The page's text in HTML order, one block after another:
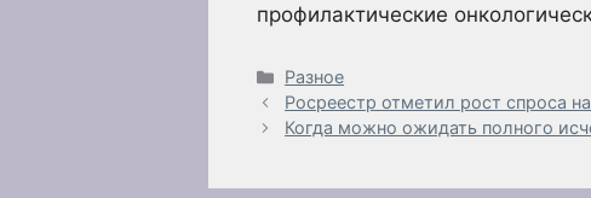
профилактические
Рубрики
Разное
Росреестр отметил рост спроса
Когда можно ожидать полного